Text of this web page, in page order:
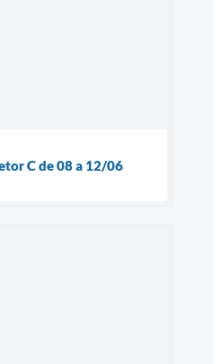
C de 08 a 12/06